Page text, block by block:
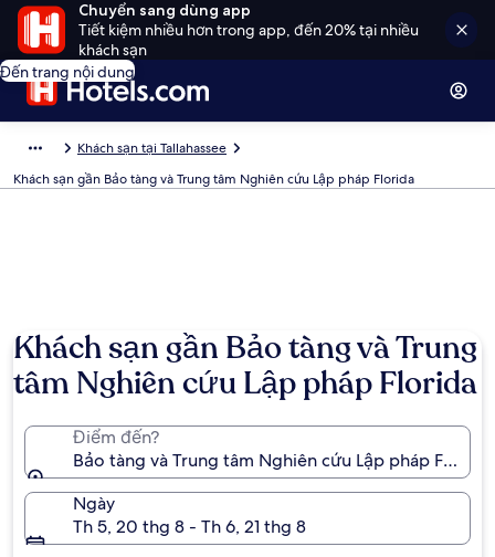
Chuyển sang dùng app
Tiết kiệm nhiều hơn trong app, đến 20% tại nhiều
khách sạn
Đến trang nội dung
Khách sạn tại Tallahassee
Khách sạn gần Bảo tàng và Trung tâm Nghiên cứu Lập pháp Florida
Khách sạn gần Bảo tàng và Trung
tâm Nghiên cứu Lập pháp Florida
Điểm đến?
Bảo tàng và Trung tâm Nghiên cứu Lập pháp
Ngày
Th 5, 20 thg 8 - Th 6, 21 thg 8